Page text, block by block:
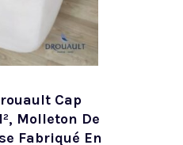
Cap
Molleton De
Fabriqué En